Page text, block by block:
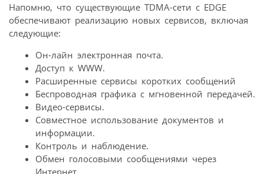
Напомню, что существующие TDMA-сети с EDGE
обеспечивают реализацию новых сервисов, включая
следующие:
Он-лайн электронная почта.
Доступ к WWW.
Расширенные сервисы коротких сообщений
Беспроводная графика с мгновенной передачей.
Видео-сервисы.
Совместное использование документов и
информации.
Контроль и наблюдение.
Обмен голосовыми сообщениями через
Интернет.